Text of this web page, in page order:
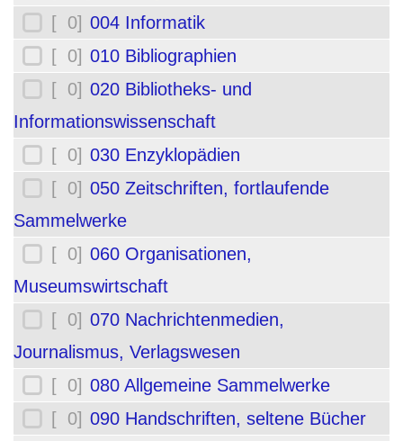
[ 0] 004 Informatik
[ 0] 010 Bibliographien
[ 0] 020 Bibliotheks- und
Informationswissenschaft
[ 0] 030 Enzyklopädien
[ 0] 050 Zeitschriften, fortlaufende
Sammelwerke
[ 0] 060 Organisationen,
Museumswirtschaft
[ 0] 070 Nachrichtenmedien,
Journalismus, Verlagswesen
[ 0] 080 Allgemeine Sammelwerke
[ 0] 090 Handschriften, seltene Bücher